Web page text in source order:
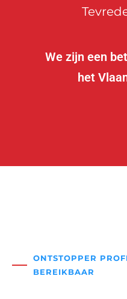
We zijn een
het
ONTSTOPPER
BEREIKBAAR